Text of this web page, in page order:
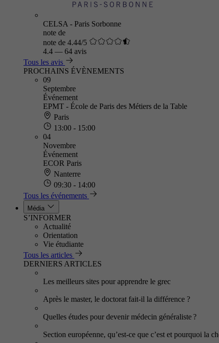
CELSA - Paris Sorbonne
note de
note de 4.44/5
4.4 — 64 avis
Tous les avis
PROCHAINS ÉVÈNEMENTS
09
Septembre
Événement
EPMT - École de Paris des Métiers de la Table
Paris
13:00 - 15:00
04
Novembre
Événement
ECOR Paris
Nanterre
09:30 - 14:00
Tous les événements
Média
S’INFORMER
Actualité
Orientation
Vie étudiante
Tous les articles
DERNIERS ARTICLES
Les meilleurs sites pour apprendre le grec
Après le master, le doctorat fait-il la différence ?
Quelles études pour devenir médecin généraliste ?
Section européenne, qu’est-ce que c’est et pourquoi la